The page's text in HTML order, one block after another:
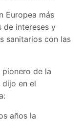
Europea más
de intereses y
sanitarios con las
de la
dijo en el
años la